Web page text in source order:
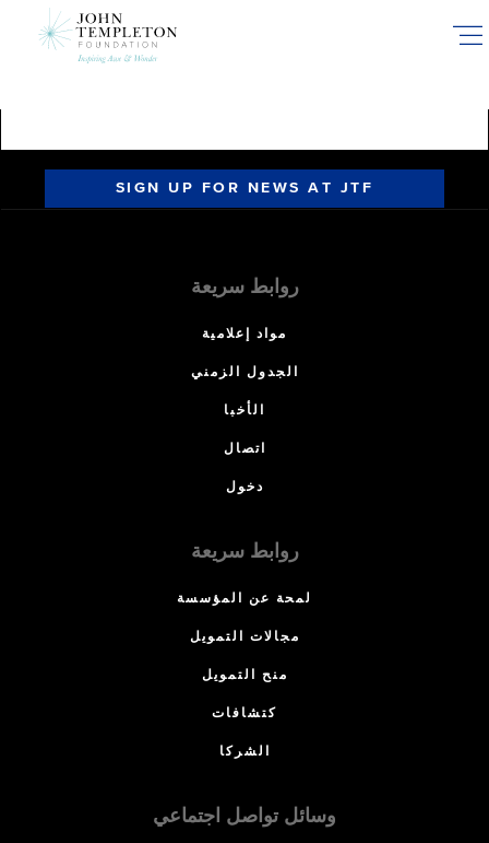
SIGN UP FOR NEWS AT JTF
روابط سريعة
مواد إعلامية
الجدول الزمني
الأخبا
اتصال
دخول
روابط سريعة
لمحة عن المؤسسة
مجالات التمويل
منح التمويل
كتشافات
الشركا
وسائل تواصل اجتماعي